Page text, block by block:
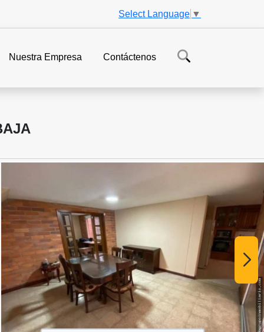
Select Language ▼
Nuestra Empresa Contáctenos